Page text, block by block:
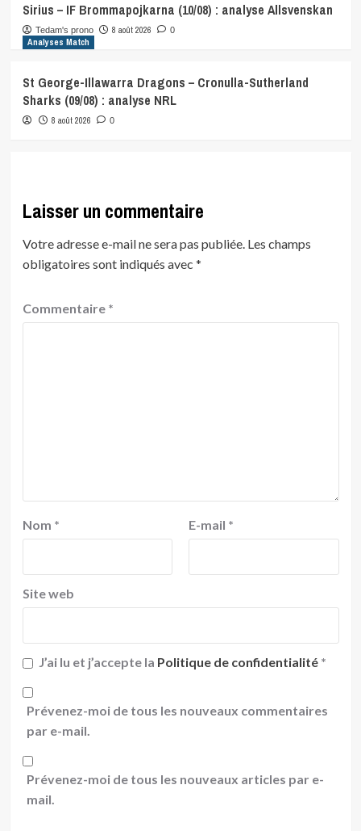
Sirius – IF Brommapojkarna (10/08) : analyse Allsvenskan
Tedam's prono 8 août 2026 0
Analyses Match
St George-Illawarra Dragons – Cronulla-Sutherland
Sharks (09/08) : analyse NRL
8 août 2026 0
Laisser un commentaire
Votre adresse e-mail ne sera pas publiée. Les champs
obligatoires sont indiqués avec *
Commentaire *
Nom * E-mail *
Site web
J’ai lu et j’accepte la Politique de confidentialité *
Prévenez-moi de tous les nouveaux commentaires
par e-mail.
Prévenez-moi de tous les nouveaux articles par e-
mail.